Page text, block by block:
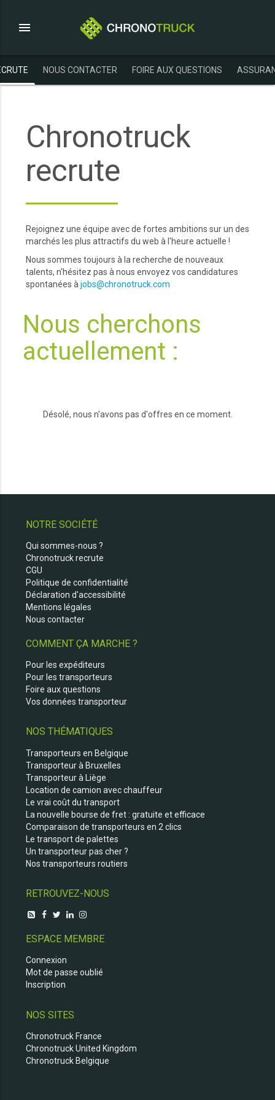
menu
NOUS CONTACTER FOIRE AUX QUESTIONS
Chronotruck
recrute
Rejoignez une équipe avec de fortes ambitions sur un des
marchés les plus attractifs du web à l'heure actuelle !
Nous sommes toujours à la recherche de nouveaux
talents, n'hésitez pas à nous envoyez vos candidatures
spontanées à jobs@chronotruck.com
Nous cherchons
actuellement :
Désolé, nous n'avons pas d'offres en ce moment.
NOTRE SOCIÉTÉ
Qui sommes-nous ?
Chronotruck recrute
CGU
Politique de confidentialité
Déclaration d'accessibilité
Mentions légales
Nous contacter
COMMENT ÇA MARCHE ?
Pour les expéditeurs
Pour les transporteurs
Foire aux questions
Vos données transporteur
NOS THÉMATIQUES
Transporteurs en Belgique
Transporteur à Bruxelles
Transporteur à Liège
Location de camion avec chauffeur
Le vrai coût du transport
La nouvelle bourse de fret : gratuite et efficace
Comparaison de transporteurs en 2 clics
Le transport de palettes
Un transporteur pas cher ?
Nos transporteurs routiers
RETROUVEZ-NOUS
ESPACE MEMBRE
Connexion
Mot de passe oublié
Inscription
NOS SITES
Chronotruck France
Chronotruck United Kingdom
Chronotruck Belgique